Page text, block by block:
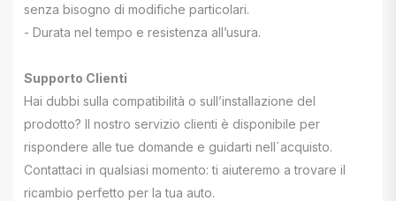
senza bisogno di modifiche particolari.
- Durata nel tempo e resistenza all’usura.
Supporto Clienti
Hai dubbi sulla compatibilità o sull’installazione del
prodotto? Il nostro servizio clienti è disponibile per
rispondere alle tue domande e guidarti nell`acquisto.
Contattaci in qualsiasi momento: ti aiuteremo a trovare il
ricambio perfetto per la tua auto.